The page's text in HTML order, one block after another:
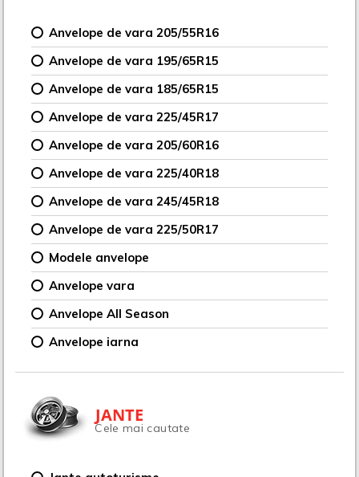
Anvelope de vara 205/55R16
Anvelope de vara 195/65R15
Anvelope de vara 185/65R15
Anvelope de vara 225/45R17
Anvelope de vara 205/60R16
Anvelope de vara 225/40R18
Anvelope de vara 245/45R18
Anvelope de vara 225/50R17
Modele anvelope
Anvelope vara
Anvelope All Season
Anvelope iarna
JANTE
Cele mai cautate